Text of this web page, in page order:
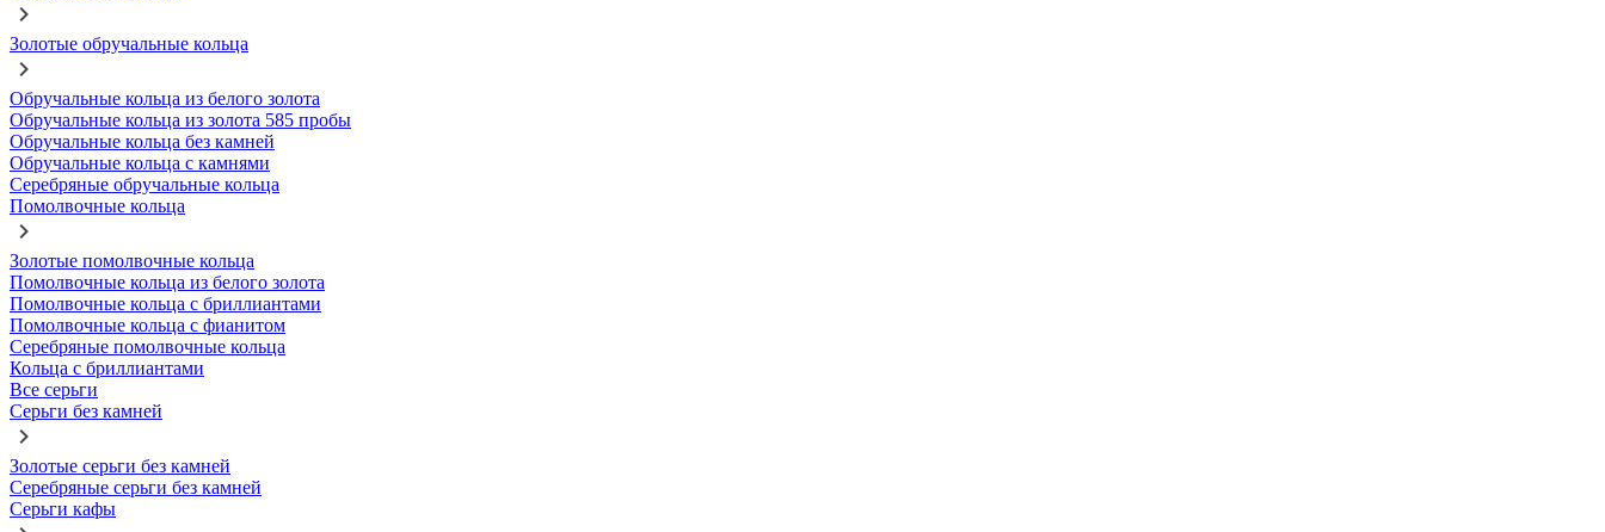
Золотые обручальные кольца
Обручальные кольца из белого золота
Обручальные кольца из золота 585 пробы
Обручальные кольца без камней
Обручальные кольца с камнями
Серебряные обручальные кольца
Помолвочные кольца
Золотые помолвочные кольца
Помолвочные кольца из белого золота
Помолвочные кольца с бриллиантами
Помолвочные кольца с фианитом
Серебряные помолвочные кольца
Кольца с бриллиантами
Все серьги
Серьги без камней
Золотые серьги без камней
Серебряные серьги без камней
Серьги кафы